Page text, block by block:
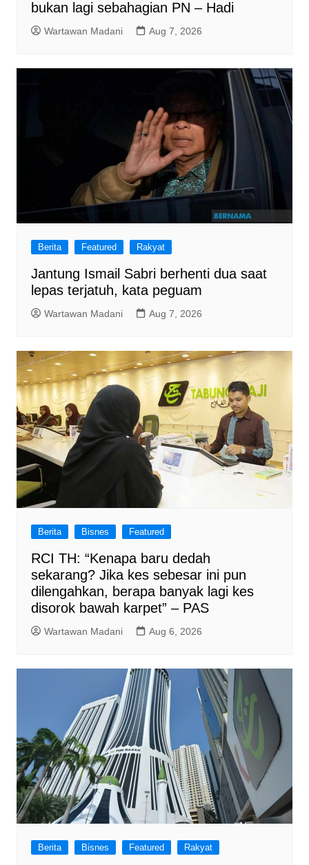
bukan lagi sebahagian PN – Hadi
Wartawan Madani Aug 7, 2026
Berita Featured Rakyat
Jantung Ismail Sabri berhenti dua saat
lepas terjatuh, kata peguam
Wartawan Madani Aug 7, 2026
Berita Bisnes Featured
RCI TH: “Kenapa baru dedah
sekarang? Jika kes sebesar ini pun
dilengahkan, berapa banyak lagi kes
disorok bawah karpet” – PAS
Wartawan Madani Aug 6, 2026
Berita Bisnes Featured Rakyat